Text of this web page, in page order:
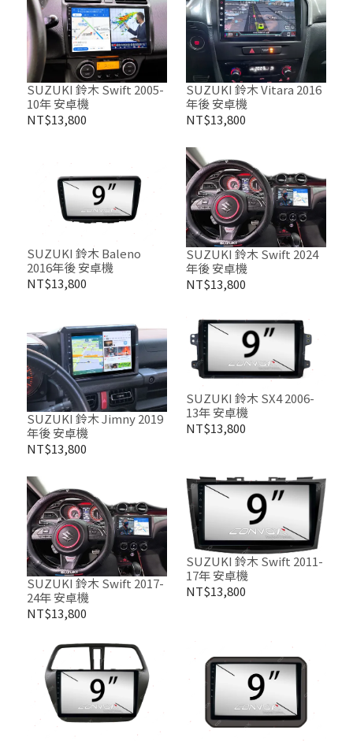
SUZUKI 鈴木 Swift 2005-
10年 安卓機
NT$13,800
SUZUKI 鈴木 Vitara 2016
年後 安卓機
NT$13,800
SUZUKI 鈴木 Baleno
2016年後 安卓機
NT$13,800
SUZUKI 鈴木 Swift 2024
年後 安卓機
NT$13,800
SUZUKI 鈴木 Jimny 2019
年後 安卓機
NT$13,800
SUZUKI 鈴木 SX4 2006-
13年 安卓機
NT$13,800
SUZUKI 鈴木 Swift 2017-
24年 安卓機
NT$13,800
SUZUKI 鈴木 Swift 2011-
17年 安卓機
NT$13,800